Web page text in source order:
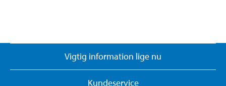
Vigtig information lige nu
Kundeservice